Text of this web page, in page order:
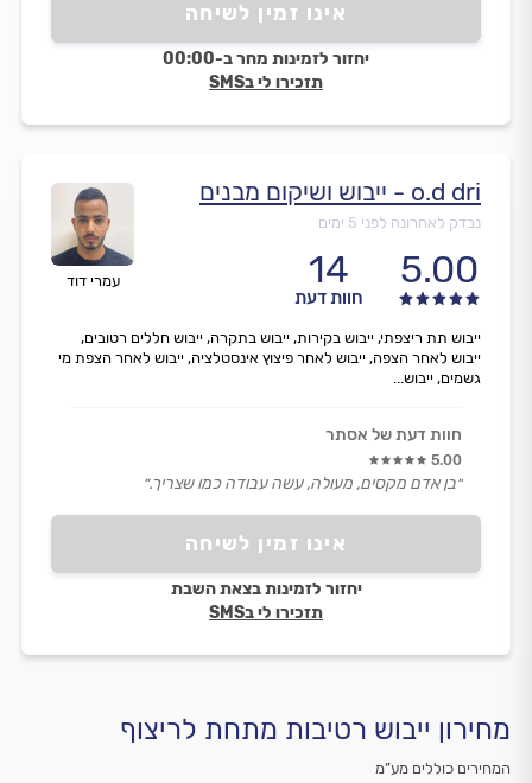
אינו זמין לשיחה
יחזור לזמינות מחר ב-00:00
תזכירו לי בSMS
עמרי דוד
o.d dri - ייבוש ושיקום מבנים
נבדק לאחרונה לפני 5 ימים
5.00
14
חוות דעת
אינו זמין לשיחה
יחזור לזמינות בצאת השבת
תזכירו לי בSMS
ייבוש תת ריצפתי, ייבוש בקירות, ייבוש בתקרה, ייבוש חללים רטובים,
ייבוש לאחר הצפה, ייבוש לאחר פיצוץ אינסטלציה, ייבוש לאחר הצפת מי
גשמים, ייבוש...
חוות דעת של אסתר
5.00
״בן אדם מקסים, מעולה, עשה עבודה כמו שצריך.״
מחירון ייבוש רטיבות מתחת לריצוף
המחירים כוללים מע”מ